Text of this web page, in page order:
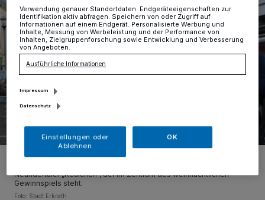
Citymanagerin Katharina Salzburg (l.) und Dorothea Mittemeyer (r.)
Neandertaler „Keulchen“, der im Zentrum des weihnachtlichen
Gewinnspiels steht.
Foto: Stadt Erkrath
Verwendung genauer Standortdaten. Endgeräteeigenschaften zur
Identifikation aktiv abfragen. Speichern von oder Zugriff auf
Informationen auf einem Endgerät. Personalisierte Werbung und
Inhalte, Messung von Werbeleistung und der Performance von
Inhalten, Zielgruppenforschung sowie Entwicklung und Verbesserung
von Angeboten.
Ausführliche Informationen
Impressum
Datenschutz
Einstellungen oder
Ablehnen
OK